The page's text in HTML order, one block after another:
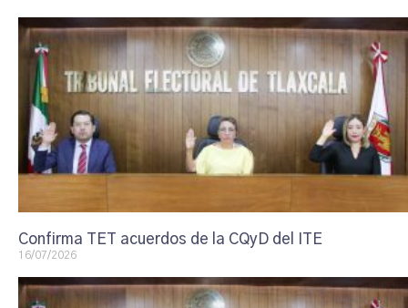
Confirma TET acuerdos de la CQyD del ITE
16/07/2026